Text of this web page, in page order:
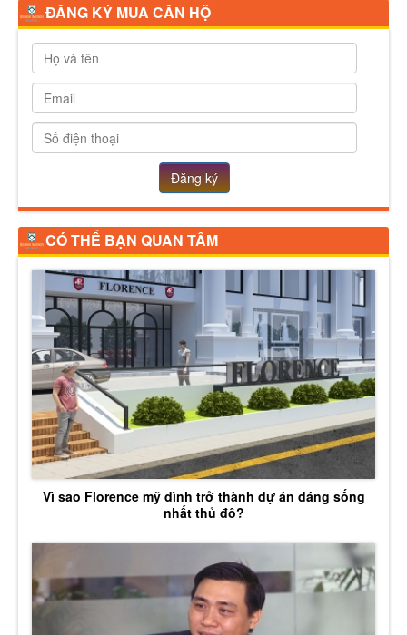
ĐĂNG KÝ MUA CĂN HỘ
Đăng ký
CÓ THỂ BẠN QUAN TÂM
Vì sao Florence mỹ đình trở thành dự án đáng sống
nhất thủ đô?